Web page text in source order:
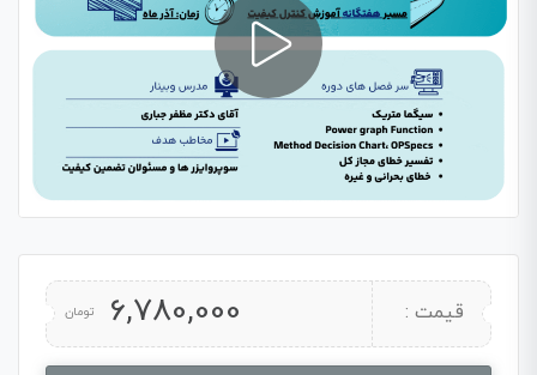
قیمت : 6,780,000 تومان